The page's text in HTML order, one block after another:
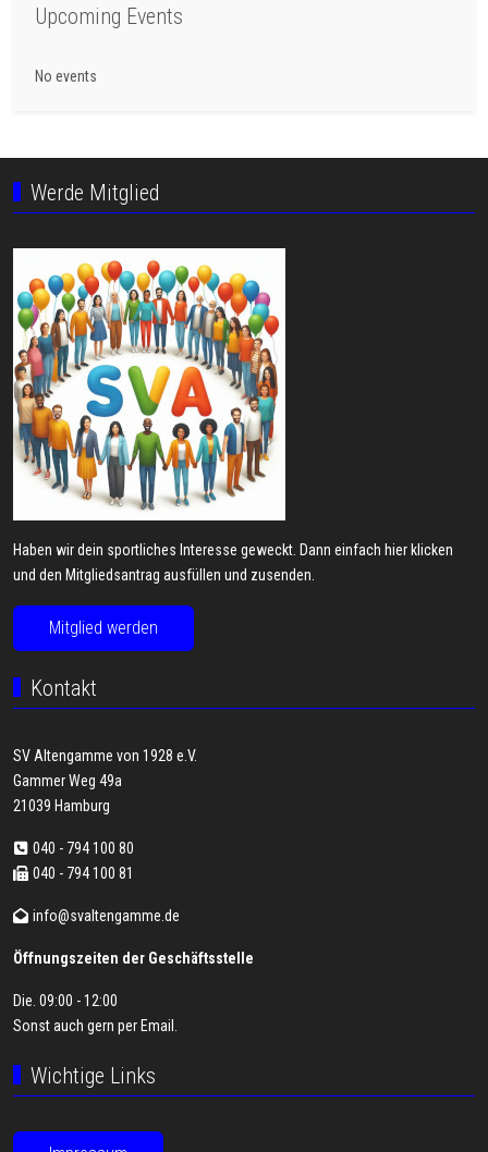
Upcoming Events
No events
Werde Mitglied
Haben wir dein sportliches Interesse geweckt. Dann einfach hier klicken
und den Mitgliedsantrag ausfüllen und zusenden.
Mitglied werden
Kontakt
SV Altengamme von 1928 e.V.
Gammer Weg 49a
21039 Hamburg
040 - 794 100 80
040 - 794 100 81
info@svaltengamme.de
Öffnungszeiten der Geschäftsstelle
Die. 09:00 - 12:00
Sonst auch gern perEmail
Wichtige Links